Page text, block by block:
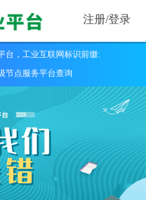
注册/登录
台，工业互联网标识前缀:
节点服务平台查询